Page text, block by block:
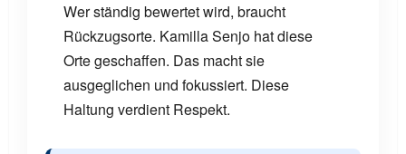
Wer ständig bewertet wird, braucht
Rückzugsorte. Kamilla Senjo hat diese
Orte geschaffen. Das macht sie
ausgeglichen und fokussiert. Diese
Haltung verdient Respekt.